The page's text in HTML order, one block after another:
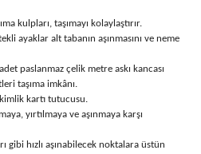
Sıcak Hava Tabancaları
Silikon ve Mum Tabancaları
kulpları, taşımayı kolaylaştırır.
ayaklar alt tabanın aşınmasını ve neme
paslanmaz çelik metre askı kancası
taşıma imkânı.
kartı tutucusu.
yırtılmaya ve aşınmaya karşı
gibi hızlı aşınabilecek noktalara üstün